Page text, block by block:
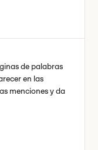
de palabras
en las
menciones y da